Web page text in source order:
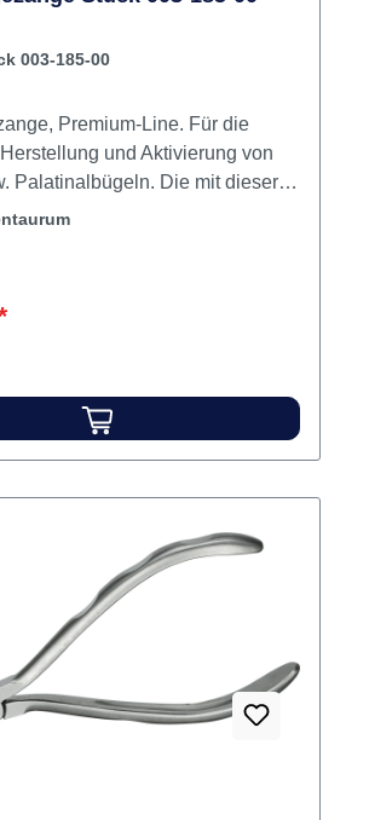
003-185-00
Premium-Line. Für die
und Aktivierung von
Palatinalbügeln. Die mit dieser
Drahtenden passen in alle